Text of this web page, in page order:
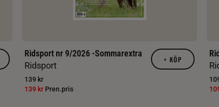
Ridsport nr 9/2026 -Sommarextra
Ridsport
139 kr
139 kr Pren.pris
+ KÖP